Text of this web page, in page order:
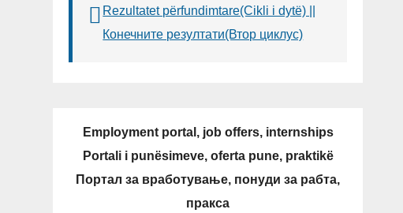
Rezultatet përfundimtare(Cikli i dytë) ||
Конечните резултати(Втор циклус)
Employment portal, job offers, internships
Portali i punësimeve, oferta pune, praktikë
Портал за вработување, понуди за рабта,
пракса